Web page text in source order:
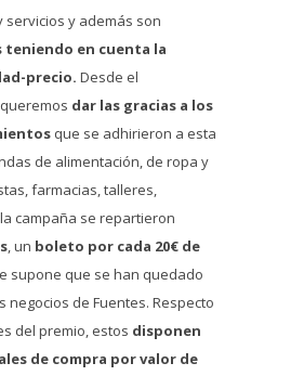
servicios y además son
en cuenta la
precio. Desde el
dar las gracias a los
que se adhirieron a esta
de alimentación, de ropa y
farmacias, talleres,
campaña se repartieron
, un boleto por cada 20€ de
supone que se han quedado
negocios de Fuentes. Respecto
del premio, estos disponen
de compra por valor de